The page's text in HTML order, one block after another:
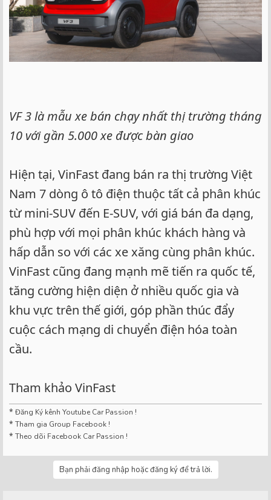
VF 3 là mẫu xe bán chạy nhất thị trường tháng
10 với gần 5.000 xe được bàn giao
Hiện tại, VinFast đang bán ra thị trường Việt
Nam 7 dòng ô tô điện thuộc tất cả phân khúc
từ mini-SUV đến E-SUV, với giá bán đa dạng,
phù hợp với mọi phân khúc khách hàng và
hấp dẫn so với các xe xăng cùng phân khúc.
VinFast cũng đang mạnh mẽ tiến ra quốc tế,
tăng cường hiện diện ở nhiều quốc gia và
khu vực trên thế giới, góp phần thúc đẩy
cuộc cách mạng di chuyển điện hóa toàn
cầu.
Tham khảo VinFast
* Đăng Ký kênh Youtube Car Passion !
* Tham gia Group Facebook !
* Theo dõi Facebook Car Passion !
Bạn phải đăng nhập hoặc đăng ký để trả lời.